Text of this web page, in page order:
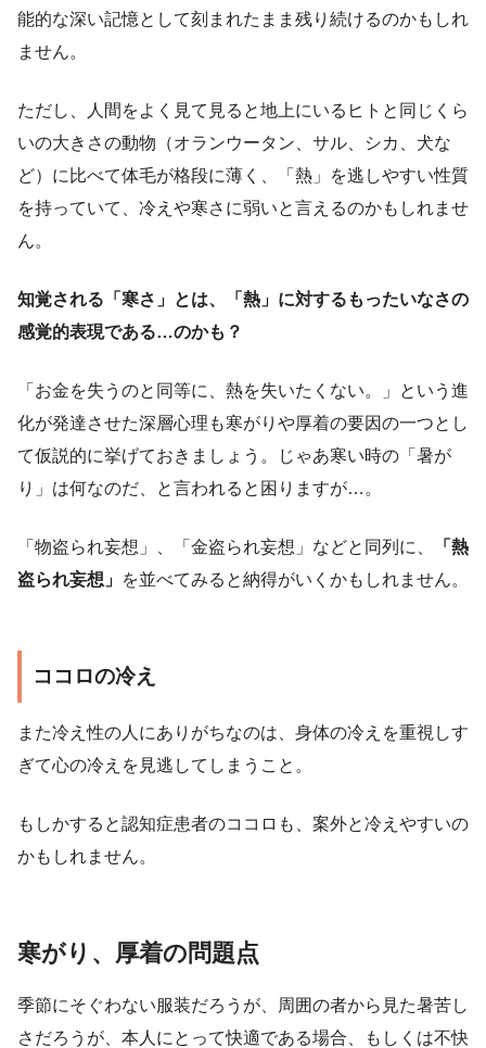
能的な深い記憶として刻まれたまま残り続けるのかもしれ
ません。
ただし、人間をよく見て見ると地上にいるヒトと同じくら
いの大きさの動物（オランウータン、サル、シカ、犬な
ど）に比べて体毛が格段に薄く、「熱」を逃しやすい性質
を持っていて、冷えや寒さに弱いと言えるのかもしれませ
ん。
知覚される「寒さ」とは、「熱」に対するもったいなさの
感覚的表現である…のかも？
「お金を失うのと同等に、熱を失いたくない。」という進
化が発達させた深層心理も寒がりや厚着の要因の一つとし
て仮説的に挙げておきましょう。じゃあ寒い時の「暑が
り」は何なのだ、と言われると困りますが…。
「物盗られ妄想」、「金盗られ妄想」などと同列に、
「熱
盗られ妄想」 を並べてみると納得がいくかもしれません。
ココロの冷え
また冷え性の人にありがちなのは、身体の冷えを重視しす
ぎて心の冷えを見逃してしまうこと。
もしかすると認知症患者のココロも、案外と冷えやすいの
かもしれません。
寒がり、厚着の問題点
季節にそぐわない服装だろうが、周囲の者から見た暑苦し
さだろうが、本人にとって快適である場合、もしくは不快